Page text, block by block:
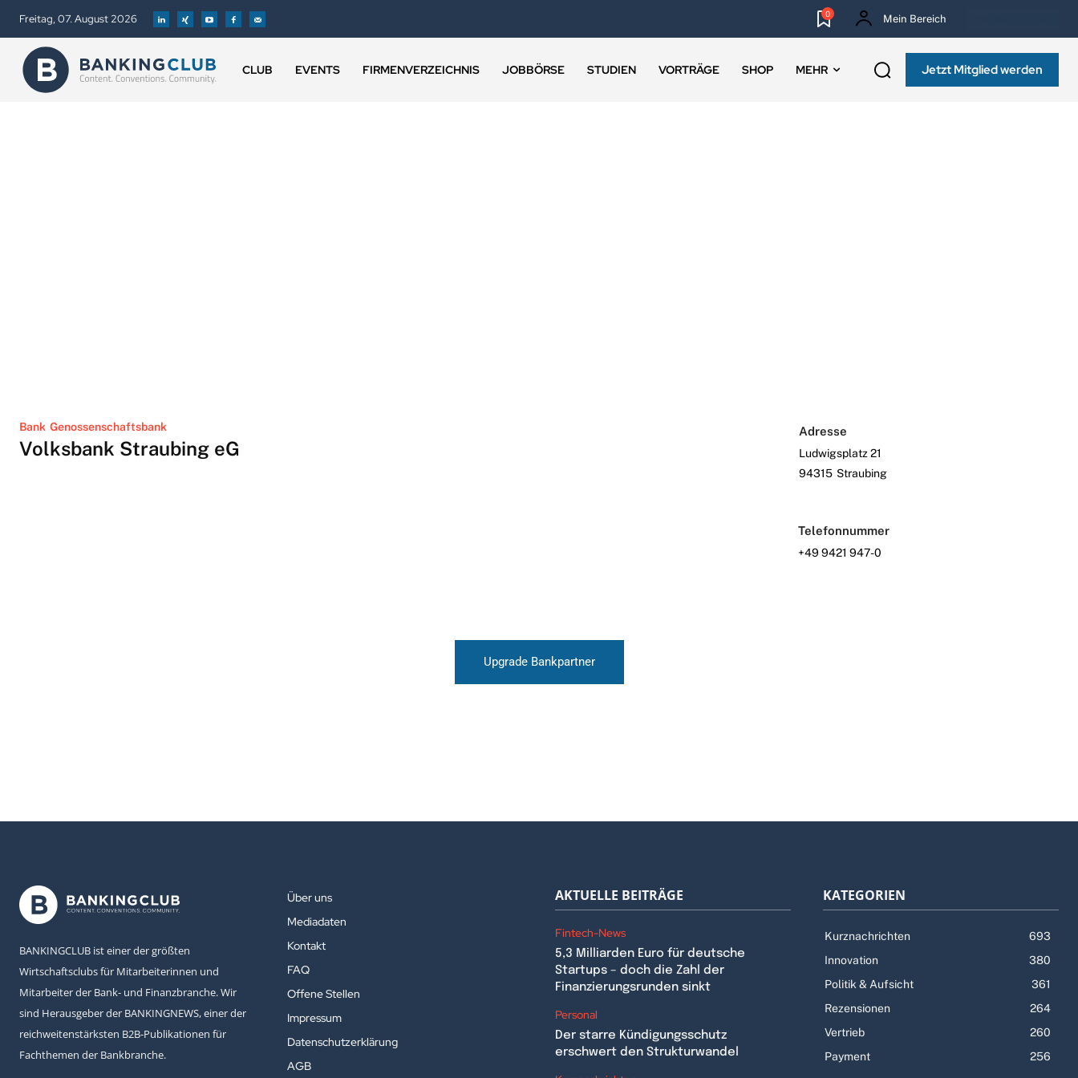
Freitag, 07. August 2026 0 Mein Bereich
CLUB EVENTS FIRMENVERZEICHNIS JOBBÖRSE STUDIEN VORTRÄGE SHOP MEHR Jetzt Mitglied werden
Bank Genossenschaftsbank
Volksbank Straubing eG
Adresse
Ludwigsplatz 21
94315 Straubing
Telefonnummer
+49 9421 947-0
Upgrade Bankpartner
BANKINGCLUB ist einer der größten
Wirtschaftsclubs für Mitarbeiterinnen und
Mitarbeiter der Bank- und Finanzbranche. Wir
sind Herausgeber der BANKINGNEWS, einer der
reichweitenstärksten B2B-Publikationen für
Fachthemen der Bankbranche.
Über uns
Mediadaten
Kontakt
FAQ
Offene Stellen
Impressum
Datenschutzerklärung
AGB
AKTUELLE BEITRÄGE
Fintech-News
5,3 Milliarden Euro für deutsche
Startups – doch die Zahl der
Finanzierungsrunden sinkt
Personal
Der starre Kündigungsschutz
erschwert den Strukturwandel
KATEGORIEN
Kurznachrichten
693
Innovation
380
Politik & Aufsicht
361
Rezensionen
264
Vertrieb
260
Payment
256